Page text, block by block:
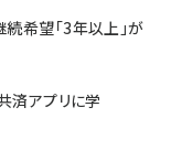
希望「3年以上」が
済アプリに学